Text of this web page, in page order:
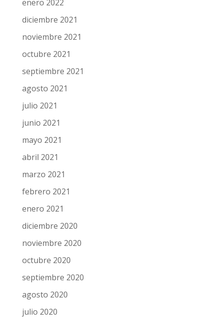
enero 2022
diciembre 2021
noviembre 2021
octubre 2021
septiembre 2021
agosto 2021
julio 2021
junio 2021
mayo 2021
abril 2021
marzo 2021
febrero 2021
enero 2021
diciembre 2020
noviembre 2020
octubre 2020
septiembre 2020
agosto 2020
julio 2020